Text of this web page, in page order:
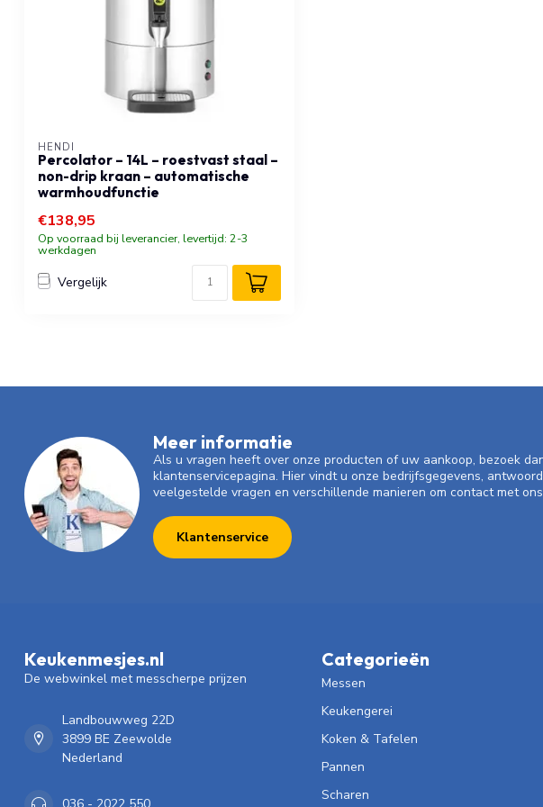
HENDI
Percolator – 14L – roestvast staal –
non-drip kraan – automatische
warmhoudfunctie
€138,95
Op voorraad bij leverancier, levertijd: 2-3
werkdagen
Vergelijk
Meer informatie
Als u vragen heeft over onze producten of uw aankoop, bezoek
klantenservicepagina. Hier vindt u onze bedrijfsgegevens,
veelgestelde vragen en verschillende manieren om contact met
Klantenservice
Keukenmesjes.nl
De webwinkel met messcherpe prijzen
Landbouwweg 22D
3899 BE Zeewolde
Nederland
Categorieën
Messen
Keukengerei
Koken & Tafelen
Pannen
Scharen